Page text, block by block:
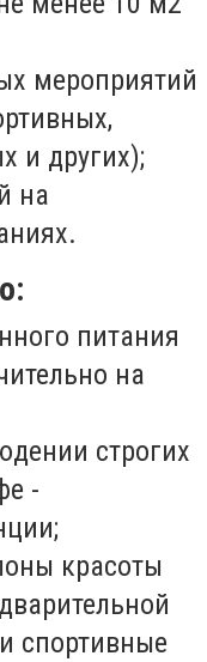
мероприятий
и других);
на
питания
на
строгих
-
красоты
спортивные